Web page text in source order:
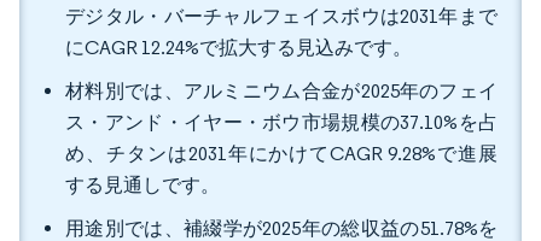
デジタル・バーチャルフェイスボウは2031年まで
にCAGR 12.24%で拡大する見込みです。
材料別では、アルミニウム合金が2025年のフェイ
ス・アンド・イヤー・ボウ市場規模の37.10%を占
め、チタンは2031年にかけてCAGR 9.28%で進展
する見通しです。
用途別では、補綴学が2025年の総収益の51.78%を